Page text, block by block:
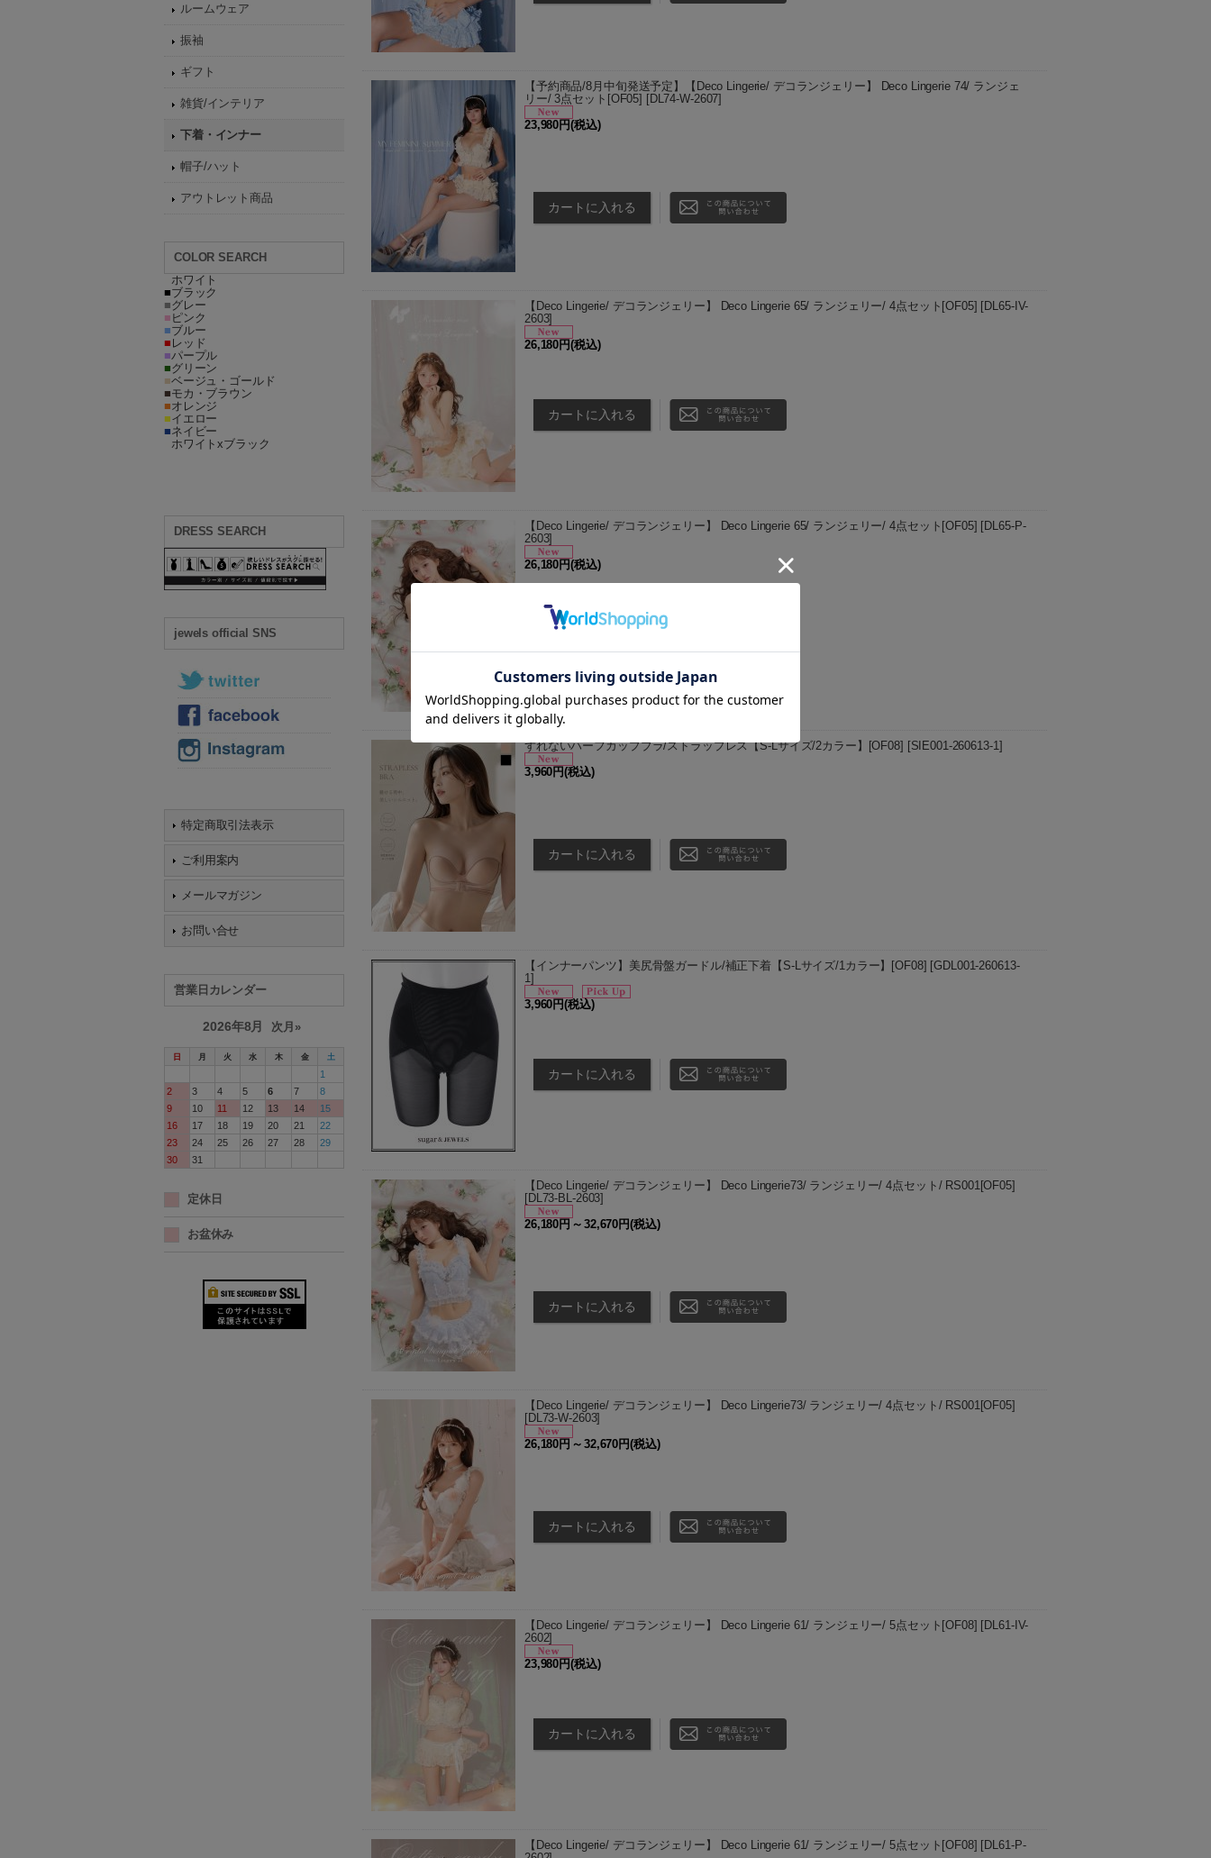
ルームウェア
振袖
ギフト
雑貨/インテリア
下着・インナー
帽子/ハット
アウトレット商品
COLOR SEARCH
ホワイト
■ブラック
■グレー
■ ピンク
■ブルー
■ レッド
■パープル
■グリーン
■ベージュ・ゴールド
■モカ・ブラウン
■オレンジ
■イエロー
■ネイビー
ホワイトxブラック
DRESS SEARCH
jewels official SNS
特定商取引法表示
ご利用案内
メールマガジン
お問い合せ
営業日カレンダー
2026年8月 次月»
日 月 火 水 木 金 土
1
2
3 4 5 6 7
8
9
10 11 12 13 14
15
16
17 18 19 20 21
22
23
24 25 26 27 28
29
30
31
定休日
お盆休み
【予約商品/8月中旬発送予定】【Deco Lingerie/ デコランジェリー】 Deco Lingerie 74/ ランジェ
リー/ 3点セット[OF05] [DL74-W-2607]
23,980円(税込)
【Deco Lingerie/ デコランジェリー】 Deco Lingerie 65/ ランジェリー/ 4点セット[OF05] [DL65-IV-
2603]
26,180円(税込)
【Deco Lingerie/ デコランジェリー】 Deco Lingerie 65/ ランジェリー/ 4点セット[OF05] [DL65-P-
2603]
26,180円(税込)
商品説明 【Deco Lingerie/デコランジェリー】 [‐Rose bouquet Lingerie-] 薔薇の花束のようなバ
ずれないハーフカップブラ/ストラップレス【S-Lサイズ/2カラー】[OF08] [SIE001-260613-1]
3,960円(税込)
【インナーパンツ】美尻骨盤ガードル/補正下着【S-Lサイズ/1カラー】[OF08] [GDL001-260613-
1]
3,960円(税込)
【Deco Lingerie/ デコランジェリー】 Deco Lingerie73/ ランジェリー/ 4点セット/ RS001[OF05]
[DL73-BL-2603]
26,180円 ～ 32,670円(税込)
【Deco Lingerie/ デコランジェリー】 Deco Lingerie73/ ランジェリー/ 4点セット/ RS001[OF05]
[DL73-W-2603]
26,180円 ～ 32,670円(税込)
【Deco Lingerie/ デコランジェリー】 Deco Lingerie 61/ ランジェリー/ 5点セット[OF08] [DL61-IV-
2602]
23,980円(税込)
【Deco Lingerie/ デコランジェリー】 Deco Lingerie 61/ ランジェリー/ 5点セット[OF08] [DL61-P-